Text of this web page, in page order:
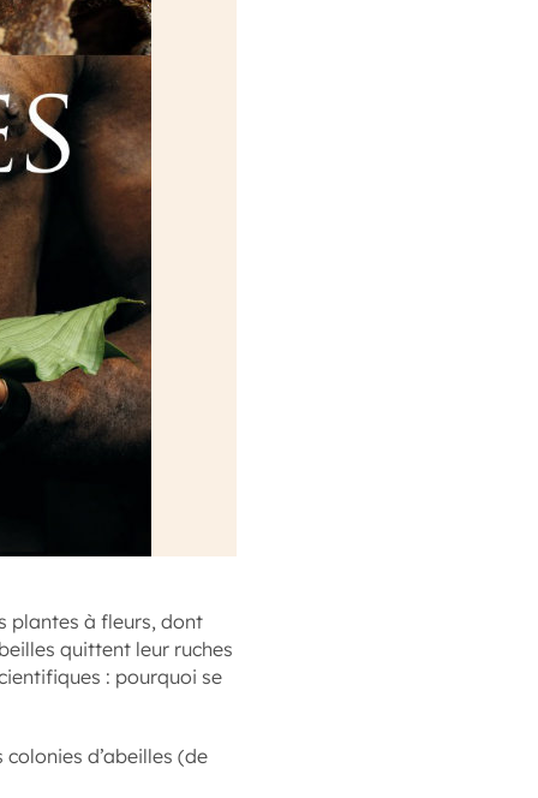
plantes à fleurs, dont
quittent leur ruches
: pourquoi se
d’abeilles (de